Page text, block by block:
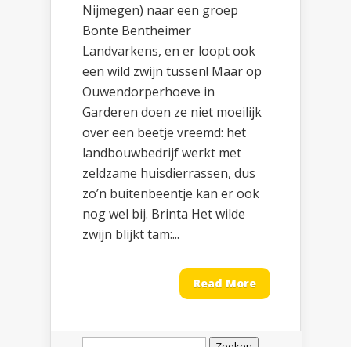
Nijmegen) naar een groep
Bonte Bentheimer
Landvarkens, en er loopt ook
een wild zwijn tussen! Maar op
Ouwendorperhoeve in
Garderen doen ze niet moeilijk
over een beetje vreemd: het
landbouwbedrijf werkt met
zeldzame huisdierrassen, dus
zo’n buitenbeentje kan er ook
nog wel bij. Brinta Het wilde
zwijn blijkt tam:...
Read More
Zoeken